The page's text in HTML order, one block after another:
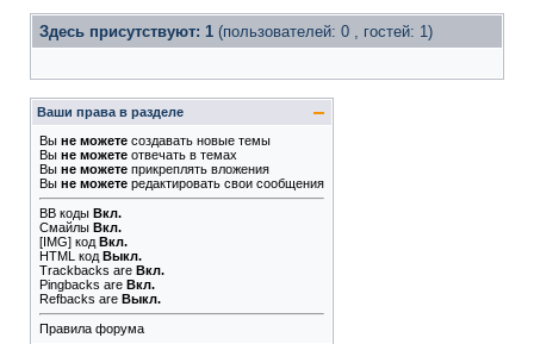
Здесь присутствуют: 1 (пользователей: 0 , гостей: 1)
Ваши права в разделе
Вы не можете создавать новые темы
Вы не можете отвечать в темах
Вы не можете прикреплять вложения
Вы не можете редактировать свои сообщения
BB коды Вкл.
Смайлы Вкл.
[IMG] код Вкл.
HTML код Выкл.
Trackbacks are Вкл.
Pingbacks are Вкл.
Refbacks are Выкл.
Правила форума